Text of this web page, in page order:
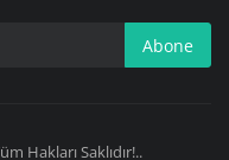
Abone
Hakları Saklıdır!..